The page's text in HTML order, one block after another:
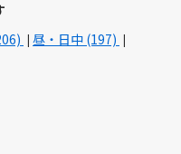
昼・日中 (197)